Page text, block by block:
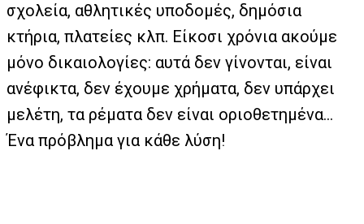
σχολεία, αθλητικές υποδομές, δημόσια
κτήρια, πλατείες κλπ. Είκοσι χρόνια ακούμε
μόνο δικαιολογίες: αυτά δεν γίνονται, είναι
ανέφικτα, δεν έχουμε χρήματα, δεν υπάρχει
μελέτη, τα ρέματα δεν είναι οριοθετημένα…
Ένα πρόβλημα για κάθε λύση!